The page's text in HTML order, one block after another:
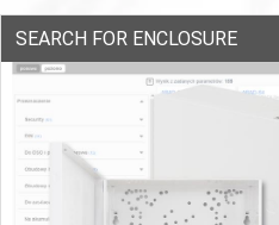
SEARCH FOR ENCLOSURE